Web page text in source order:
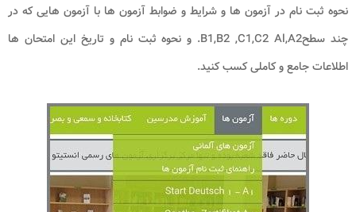
نحوه ثبت نام در آزمون ها و شرایط و ضوابط آزمون ها با آزمون هایی که در
چند سطحB1,B2 ,C1,C2 Al,A2. و نحوه ثبت نام و تاریخ این امتحان ها
اطلاعات جامع و کاملی کسب کنید.